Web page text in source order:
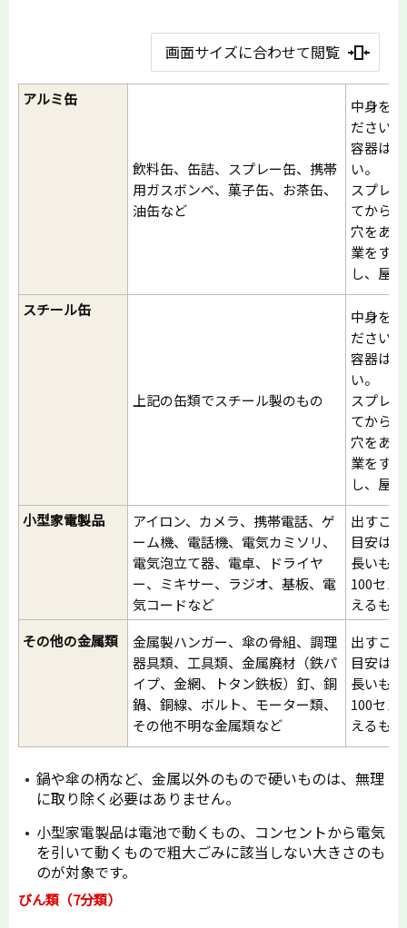
画面サイズに合わせて閲覧
アルミ缶
飲料缶、缶詰、スプレー缶、携帯
用ガスボンベ、菓子缶、お茶缶、
油缶など
中身を
ださい。
容器は
い。
スプレ
てから
穴をあ
業をす
し、屋
スチール缶
上記の缶類でスチール製のもの
中身を
ださい。
容器は
い。
スプレ
てから
穴をあ
業をす
し、屋
小型家電製品
アイロン、カメラ、携帯電話、ゲ
ーム機、電話機、電気カミソリ、
電気泡立て器、電卓、ドライヤ
ー、ミキサー、ラジオ、基板、電
気コードなど
出すこ
目安は
長いも
100セン
えるも
その他の金属類
金属製ハンガー、傘の骨組、調理
器具類、工具類、金属廃材（鉄パ
イプ、金網、トタン鉄板）釘、銅
鍋、銅線、ボルト、モーター類、
その他不明な金属類など
出すこ
目安は
長いも
100セン
えるも
鍋や傘の柄など、金属以外のもので硬いものは、無理
に取り除く必要はありません。
小型家電製品は電池で動くもの、コンセントから電気
を引いて動くもので粗大ごみに該当しない大きさのも
のが対象です。
びん類（7分類）